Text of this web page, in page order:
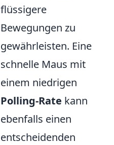
flüssigere
Bewegungen zu
gewährleisten. Eine
schnelle Maus mit
einem niedrigen
Polling-Rate kann
ebenfalls einen
entscheidenden